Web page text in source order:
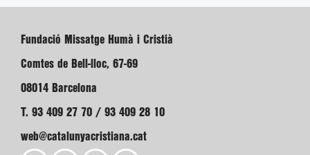
Fundació Missatge Humà i Cristià
Comtes de Bell-lloc, 67-69
08014 Barcelona
T. 93 409 27 70 / 93 409 28 10
web@catalunyacristiana.cat